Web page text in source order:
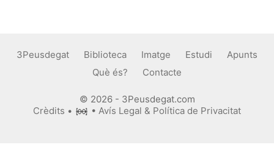
3Peusdegat Biblioteca Imatge Estudi
Apunts
Què és?
Contacte
© 2026 - 3Peusdegat.com
Crèdits • •Avís Legal & Política de Privacitat